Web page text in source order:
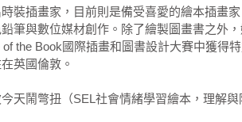
裝插畫家，目前則是備受喜愛的繪本插畫
筆與數位媒材創作。除了繪製圖畫書之外
of the Book國際插畫和圖書設計大賽中獲得
英國倫敦。
天鬧彆扭（SEL社會情緒學習繪本，理解與